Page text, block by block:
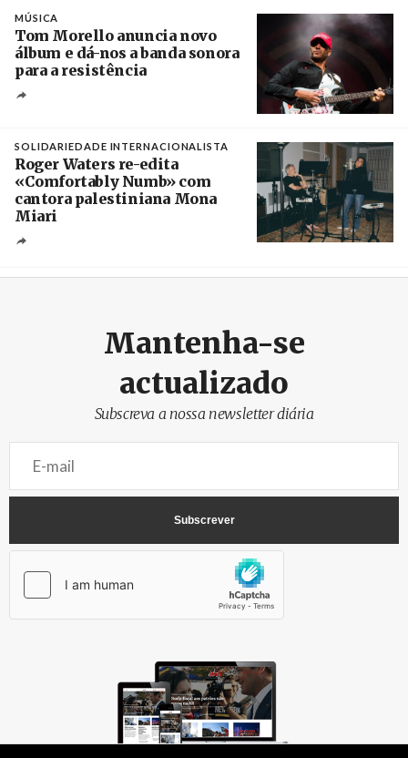
MÚSICA
Tom Morello anuncia novo
álbum e dá-nos a banda sonora
para a resistência
SOLIDARIEDADE INTERNACIONALISTA
Roger Waters re-edita
«Comfortably Numb» com
cantora palestiniana Mona
Miari
Mantenha-se
actualizado
Subscreva a nossa newsletter diária